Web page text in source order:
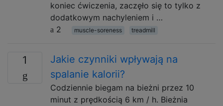
koniec ćwiczenia, zaczęło się to tylko z
dodatkowym nachyleniem i …
2
muscle-soreness treadmill
1
Jakie czynniki wpływają na
spalanie kalorii?
Codziennie biegam na bieżni przez 10
minut z prędkością 6 km / h. Bieżnia